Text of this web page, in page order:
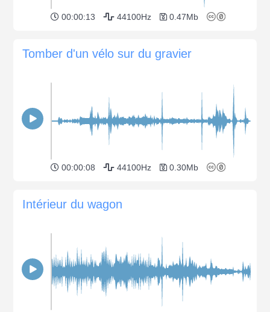
00:00:13 44100Hz 0.47Mb
Tomber d'un vélo sur du gravier
00:00:08 44100Hz 0.30Mb
Intérieur du wagon